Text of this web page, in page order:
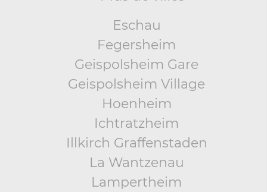
Eschau
Fegersheim
Geispolsheim Gare
Geispolsheim Village
Hoenheim
Ichtratzheim
Illkirch Graffenstaden
La Wantzenau
Lampertheim